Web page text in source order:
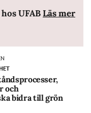
UFABLäs mer
och
bidra till grön